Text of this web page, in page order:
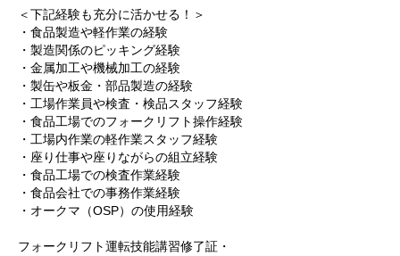
＜下記経験も充分に活かせる！＞
・食品製造や軽作業の経験
・製造関係のピッキング経験
・金属加工や機械加工の経験
・製缶や板金・部品製造の経験
・工場作業員や検査・検品スタッフ経験
・食品工場でのフォークリフト操作経験
・工場内作業の軽作業スタッフ経験
・座り仕事や座りながらの組立経験
・食品工場での検査作業経験
・食品会社での事務作業経験
・オークマ（OSP）の使用経験
フォークリフト運転技能講習修了証・